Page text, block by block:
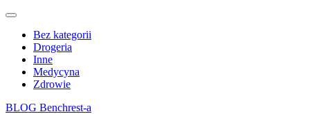
Main
Skip
contentBez kategorii
Drogeria
Inne
Medycyna
Zdrowie
BLOG Benchrest-a